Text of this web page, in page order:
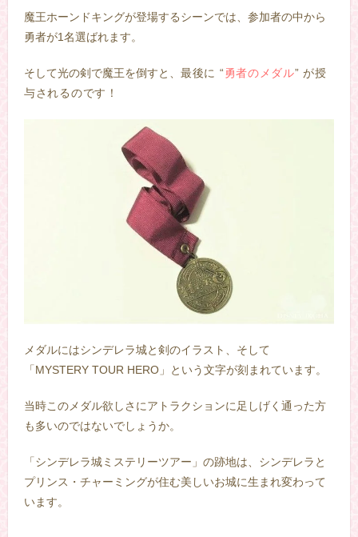
魔王ホーンドキングが登場するシーンでは、参加者の中から
勇者が1名選ばれます。
そして光の剣で魔王を倒すと、 最後に “勇者のメダル” が授
与されるのです！
メダルにはシンデレラ城と剣のイラスト、そして
「MYSTERY TOUR HERO」という文字が刻まれています。
当時このメダル欲しさにアトラクションに足しげく通った方
も多いのではないでしょうか。
「シンデレラ城ミステリーツアー」の跡地は、シンデレラと
プリンス・チャーミングが住む美しいお城に生まれ変わって
います。